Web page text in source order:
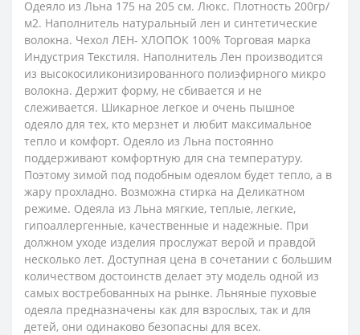
Одеяло из Льна 175 на 205 см. Люкс. Плотность 200гр/
м2. Наполнитель натуральный лен и синтетические
волокна. Чехол ЛЕН- ХЛОПОК 100% Торговая марка
Индустрия Текстиля. Наполнитель Лен производится
из высокосиликонизированного полиэфирного микро
волокна. Держит форму, не сбивается и не
слеживается. Шикарное легкое и очень пышное
одеяло для тех, кто мерзнет и любит максимальное
тепло и комфорт. Одеяло из Льна постоянно
поддерживают комфортную для сна температуру.
Поэтому зимой под подобным одеялом будет тепло, а в
жару прохладно. Возможна стирка на Деликатном
режиме. Одеяла из Льна мягкие, теплые, легкие,
гипоаллергенные, качественные и надежные. При
должном уходе изделия прослужат верой и правдой
несколько лет. Доступная цена в сочетании с большим
количеством достоинств делает эту модель одной из
самых востребованных на рынке. Льняные пуховые
одеяла предназначены как для взрослых, так и для
детей, они одинаково безопасны для всех.